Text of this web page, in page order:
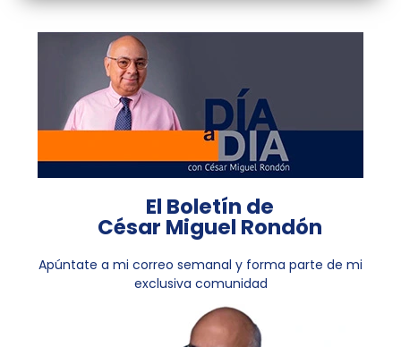
El Boletín de
César Miguel Rondón
Apúntate a mi correo semanal y forma parte de mi
exclusiva comunidad